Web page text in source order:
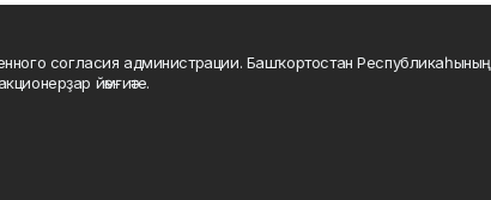
согласия администрации. Башҡортостан Республикаһының
йәмғиәте.